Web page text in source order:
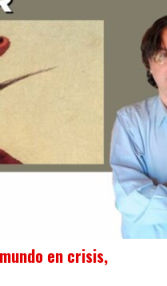
en crisis,